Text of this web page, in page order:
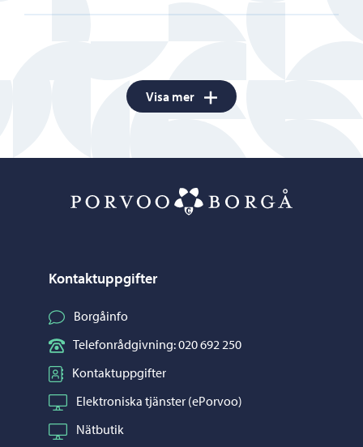
Visa mer
Kontaktuppgifter
Borgåinfo
Telefonrådgivning: 020 692 250
Kontaktuppgifter
Elektroniska tjänster (ePorvoo)
Nätbutik